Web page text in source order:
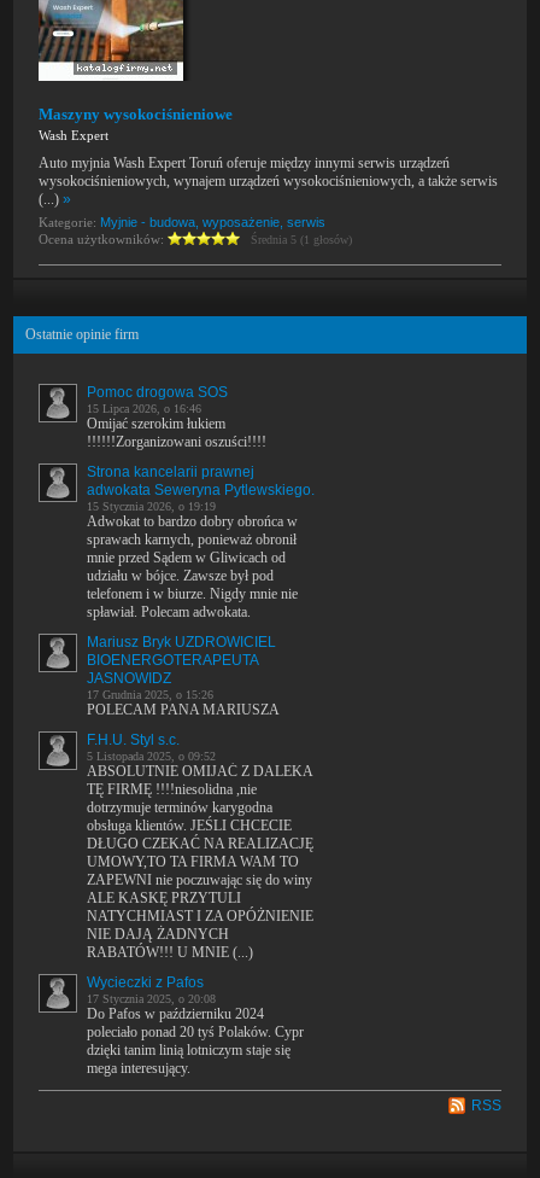
Maszyny wysokociśnieniowe
Wash Expert
Auto myjnia Wash Expert Toruń oferuje między innymi serwis urządzeń
wysokociśnieniowych, wynajem urządzeń wysokociśnieniowych, a także serwis
(...)»
Kategorie: Myjnie - budowa, wyposażenie, serwis
Ocena użytkowników:
Średnia 5 (1 głosów)
Ostatnie opinie firm
Pomoc drogowa SOS
15 Lipca 2026, o 16:46
Omijać szerokim łukiem
!!!!!!Zorganizowani oszuści!!!!
Strona kancelarii prawnej
adwokata Seweryna Pytlewskiego.
15 Stycznia 2026, o 19:19
Adwokat to bardzo dobry obrońca w
sprawach karnych, ponieważ obronił
mnie przed Sądem w Gliwicach od
udziału w bójce. Zawsze był pod
telefonem i w biurze. Nigdy mnie nie
spławiał. Polecam adwokata.
Mariusz Bryk UZDROWICIEL
BIOENERGOTERAPEUTA
JASNOWIDZ
17 Grudnia 2025, o 15:26
POLECAM PANA MARIUSZA
F.H.U. Styl s.c.
5 Listopada 2025, o 09:52
ABSOLUTNIE OMIJAĆ Z DALEKA
TĘ FIRMĘ !!!!niesolidna ,nie
dotrzymuje terminów karygodna
obsługa klientów. JEŚLI CHCECIE
DŁUGO CZEKAĆ NA REALIZACJĘ
UMOWY,TO TA FIRMA WAM TO
ZAPEWNI nie poczuwając się do winy
ALE KASKĘ PRZYTULI
NATYCHMIAST I ZA OPÓŻNIENIE
NIE DAJĄ ŻADNYCH
RABATÓW!!! U MNIE (...)
Wycieczki z Pafos
17 Stycznia 2025, o 20:08
Do Pafos w październiku 2024
poleciało ponad 20 tyś Polaków. Cypr
dzięki tanim linią lotniczym staje się
mega interesujący.
RSS